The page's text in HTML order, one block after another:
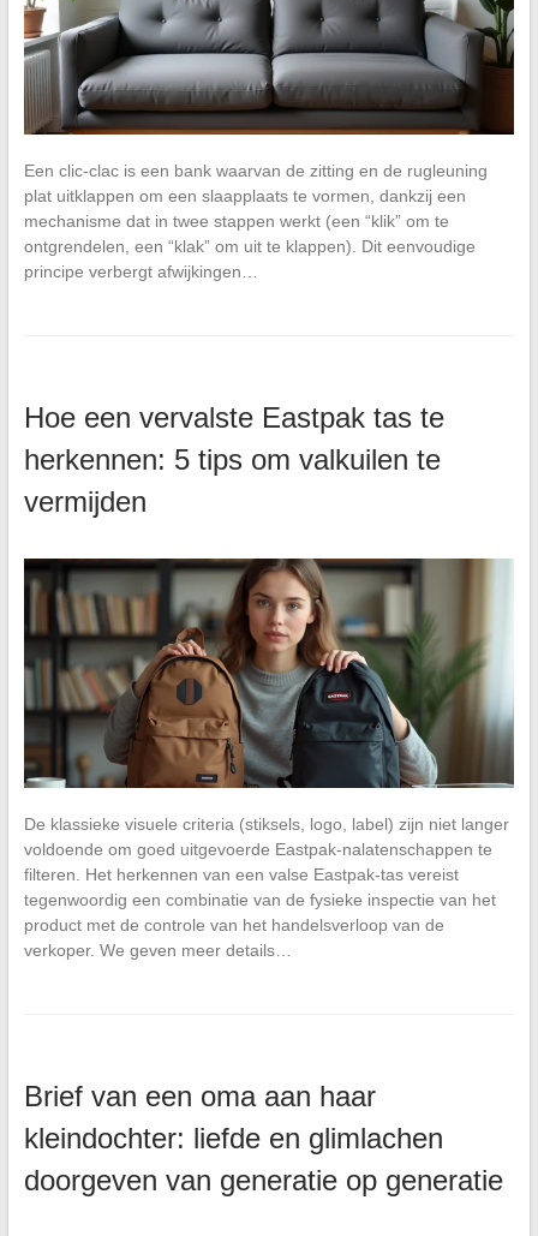
Een clic-clac is een bank waarvan de zitting en de rugleuning
plat uitklappen om een slaapplaats te vormen, dankzij een
mechanisme dat in twee stappen werkt (een “klik” om te
ontgrendelen, een “klak” om uit te klappen). Dit eenvoudige
principe verbergt afwijkingen…
Hoe een vervalste Eastpak tas te
herkennen: 5 tips om valkuilen te
vermijden
De klassieke visuele criteria (stiksels, logo, label) zijn niet langer
voldoende om goed uitgevoerde Eastpak-nalatenschappen te
filteren. Het herkennen van een valse Eastpak-tas vereist
tegenwoordig een combinatie van de fysieke inspectie van het
product met de controle van het handelsverloop van de
verkoper. We geven meer details…
Brief van een oma aan haar
kleindochter: liefde en glimlachen
doorgeven van generatie op generatie